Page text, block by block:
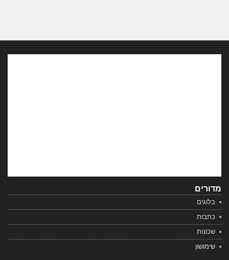
מדורים
בלוגים
כתבות
שכונות
שימושון